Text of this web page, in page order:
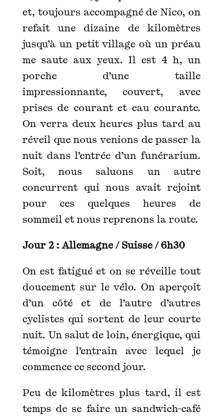
et, toujours accompagné de Nico, on
refait une dizaine de kilomètres
jusqu’à un petit village où un préau
me saute aux yeux. Il est 4 h, un
porche d’une taille
impressionnante, couvert, avec
prises de courant et eau courante.
On verra deux heures plus tard au
réveil que nous venions de passer la
nuit dans l’entrée d’un funérarium.
Soit, nous saluons un autre
concurrent qui nous avait rejoint
pour ces quelques heures de
sommeil et nous reprenons la route.
Jour 2 : Allemagne / Suisse / 6h30
On est fatigué et on se réveille tout
doucement sur le vélo. On aperçoit
d’un côté et de l’autre d’autres
cyclistes qui sortent de leur courte
nuit. Un salut de loin, énergique, qui
témoigne l’entrain avec lequel je
commence ce second jour.
Peu de kilomètres plus tard, il est
temps de se faire un sandwich-café